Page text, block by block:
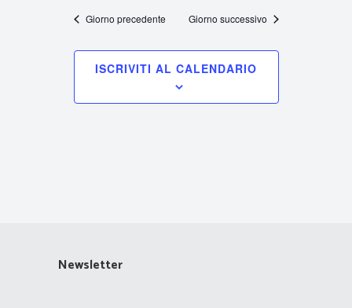
Giorno precedente Giorno successivo
ISCRIVITI AL CALENDARIO
Newsletter